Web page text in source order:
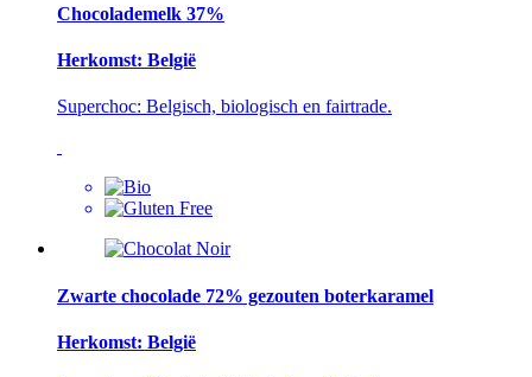
Chocolademelk 37%
Herkomst: België
Superchoc: Belgisch, biologisch en fairtrade.
Zwarte chocolade 72% gezouten boterkaramel
Herkomst: België